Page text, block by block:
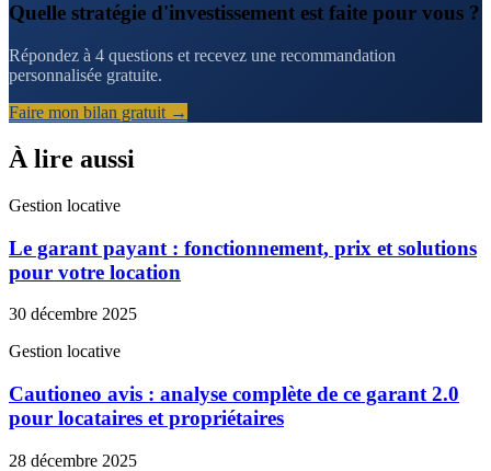
Quelle stratégie d'investissement est faite pour vous ?
Répondez à 4 questions et recevez une recommandation
personnalisée gratuite.
Faire mon bilan gratuit →
À lire aussi
Gestion locative
Le garant payant : fonctionnement, prix et solutions
pour votre location
30 décembre 2025
Gestion locative
Cautioneo avis : analyse complète de ce garant 2.0
pour locataires et propriétaires
28 décembre 2025